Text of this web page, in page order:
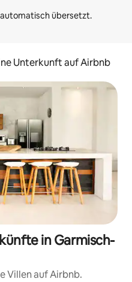
Unterkunft auf Airbnb
in Garmisch-
Villen auf Airbnb.